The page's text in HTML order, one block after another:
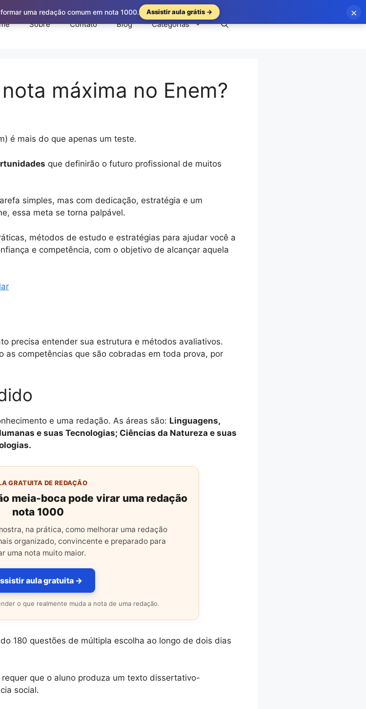
Sobre Contato Blog Categorias
máxima no Enem?
é mais do que apenas um teste.
que definirão o futuro profissional de muitos
simples, mas com dedicação, estratégia e um
essa meta se torna palpável.
métodos de estudo e estratégias para ajudar você a
e competência, com o objetivo de alcançar aquela
precisa entender sua estrutura e métodos avaliativos.
as competências que são cobradas em toda prova, por
e uma redação. As áreas são: Linguagens,
e suas Tecnologias; Ciências da Natureza e suas
GRATUITA DE REDAÇÃO
meia-boca pode virar uma redação
nota 1000
na prática, como melhorar uma redação
organizado, convincente e preparado para
uma nota muito maior.
aula gratuita →
o que realmente muda a nota de uma redação.
180 questões de múltipla escolha ao longo de dois dias
que o aluno produza um texto dissertativo-
social.
uma redação comum em nota 1000. Assistir aula grátis → ×